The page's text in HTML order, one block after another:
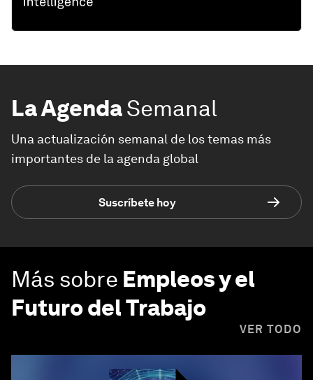
La AgendaSemanal
Una actualización semanal de los temas más
importantes de la agenda global
Suscríbete hoy
Más sobre Empleos y el
Futuro del Trabajo
VER TODO